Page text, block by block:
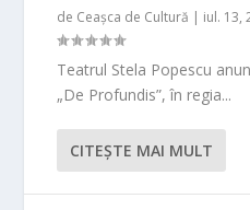
de Ceașca de Cultură | iul. 13,
Teatrul Stela Popescu
„De Profundis”, în regia...
CITEŞTE MAI MULT